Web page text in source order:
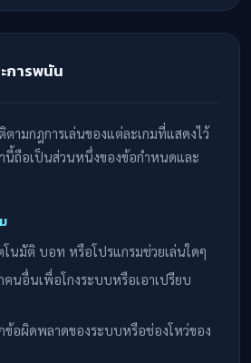
การพนัน
ามกฎการเล่นของแต่ละเกมที่แสดงไว้
นี้ถือเป็นส่วนหนึ่งของข้อกำหนดและ
นมัติ บอท หรือโปรแกรมช่วยเล่นใดๆ
นอื่นเพื่อโกงระบบหรือเอาเปรียบ
ข้อผิดพลาดของระบบหรือช่องโหว่ของ